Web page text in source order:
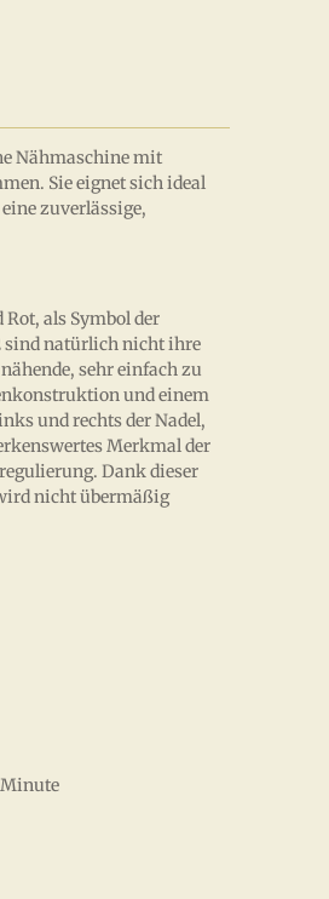
Nähmaschine mit
Sie eignet sich ideal
zuverlässige,
als Symbol der
sind natürlich nicht ihre
sehr einfach zu
und einem
und rechts der Nadel,
Merkmal der
Dank dieser
nicht übermäßig